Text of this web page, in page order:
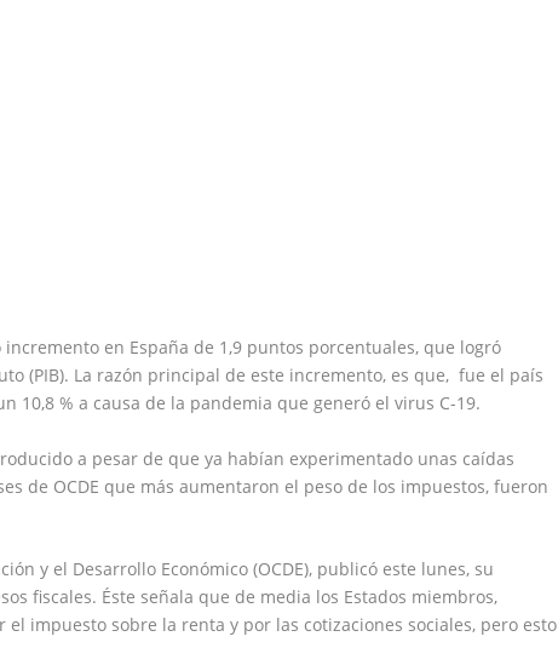
en España de 1,9 puntos porcentuales, que logró
(PIB). La razón principal de este incremento, es que, fue el país
10,8 % a causa de la pandemia que generó el virus C-19.
a pesar de que ya habían experimentado unas caídas
de OCDE que más aumentaron el peso de los impuestos, fueron
y el Desarrollo Económico (OCDE), publicó este lunes, su
fiscales. Éste señala que de media los Estados miembros,
impuesto sobre la renta y por las cotizaciones sociales, pero esto